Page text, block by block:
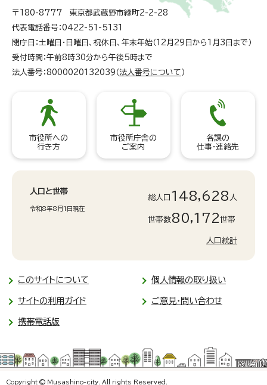
〒180-8777 東京都武蔵野市緑町2-2-28
代表電話番号：0422-51-5131
閉庁日：土曜日・日曜日、祝休日、年末年始（12月29日から1月3日まで）
受付時間：午前8時30分から午後5時まで
法人番号：8000020132039（ 法人番号について ）
市役所への
行き方
市役所庁舎の
ご案内
各課の
仕事・連絡先
人口と世帯
令和8年8月1日現在
総人口 148,628 人
世帯数80,172世帯
人口統計
このサイトについて 個人情報の取り扱い
サイトの利用ガイド ご意見・問い合わせ
携帯電話版
Copyright © Musashino-city. All rights Reserved.